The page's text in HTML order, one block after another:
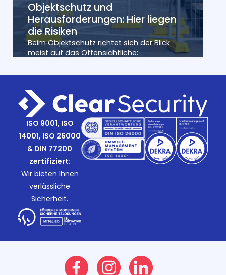
Objektschutz und
Herausforderungen: Hier liegen
die Risiken
Beim Objektschutz richtet sich der Blick
meist auf das Offensichtliche:
ISO 9001, ISO
14001, ISO 26000
& DIN 77200
zertifiziert:
Wir bieten Ihnen
verlässliche
Sicherheit.